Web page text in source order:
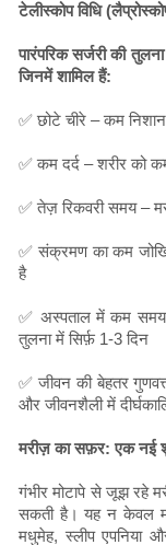
टेलीस्कोप विधि
पारंपरिक सर्जरी की
जिनमें शामिल हैं:
✅ छोटे चीरे – कम
✅ कम दर्द – शरीर को
✅ तेज़ रिकवरी समय –
✅ संक्रमण का कम
है
✅ अस्पताल में कम
तुलना में सिर्फ़ 1-3 दिन
✅ जीवन की बेहतर
और जीवनशैली में
मरीज़ का सफ़र: एक
गंभीर मोटापे से जूझ रहे
सकती है। यह न केवल
मधुमेह, स्लीप एपनिया